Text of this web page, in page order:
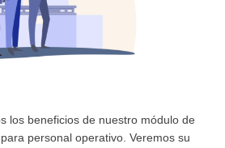
los beneficios de nuestro módulo de
personal operativo. Veremos su